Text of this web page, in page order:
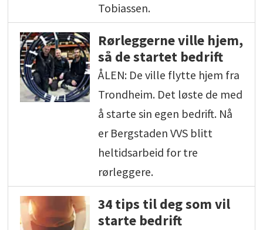
Tobiassen.
Rørleggerne ville hjem,
så de startet bedrift
ÅLEN: De ville flytte hjem fra
Trondheim. Det løste de med
å starte sin egen bedrift. Nå
er Bergstaden VVS blitt
heltidsarbeid for tre
rørleggere.
34 tips til deg som vil
starte bedrift